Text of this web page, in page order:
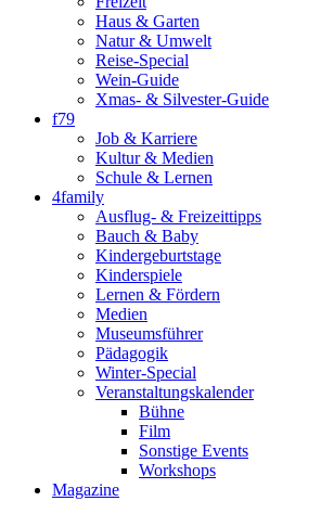
Haus & Garten
Natur & Umwelt
Reise-Special
Wein-Guide
Xmas- & Silvester-Guide
f79
Job & Karriere
Kultur & Medien
Schule & Lernen
4family
Ausflug- & Freizeittipps
Bauch & Baby
Kindergeburtstage
Kinderspiele
Lernen & Fördern
Medien
Museumsführer
Pädagogik
Winter-Special
Veranstaltungskalender
Bühne
Film
Sonstige Events
Workshops
Magazine